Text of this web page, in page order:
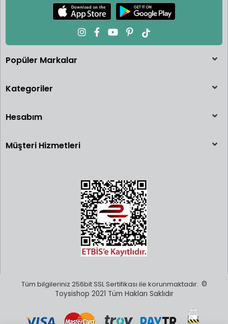
Popüler Markalar
Kategoriler
Hesabım
Müşteri Hizmetleri
Tüm bilgileriniz 256bit SSL Sertifikası ile korunmaktadır. ©
Toysishop 2021 Tüm Hakları Saklıdır